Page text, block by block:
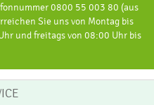
0800 55 003 80 (aus
Sie uns von Montag bis
und freitags von 08:00 Uhr bis